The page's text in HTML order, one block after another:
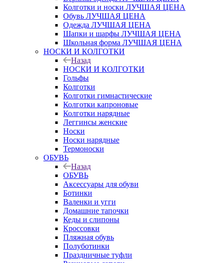
Колготки и носки ЛУЧШАЯ ЦЕНА
Обувь ЛУЧШАЯ ЦЕНА
Одежда ЛУЧШАЯ ЦЕНА
Шапки и шарфы ЛУЧШАЯ ЦЕНА
Школьная форма ЛУЧШАЯ ЦЕНА
НОСКИ И КОЛГОТКИ
Назад
НОСКИ И КОЛГОТКИ
Гольфы
Колготки
Колготки гимнастические
Колготки капроновые
Колготки нарядные
Леггинсы женские
Носки
Носки нарядные
Термоноски
ОБУВЬ
Назад
ОБУВЬ
Аксессуары для обуви
Ботинки
Валенки и угги
Домашние тапочки
Кеды и слипоны
Кроссовки
Пляжная обувь
Полуботинки
Праздничные туфли